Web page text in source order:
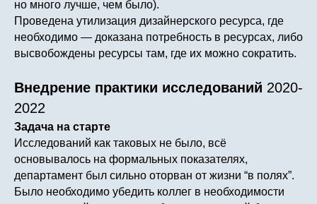
но много лучше, чем было).
Проведена утилизация дизайнерского ресурса, где
необходимо — доказана потребность в ресурсах, либо
высвобождены ресурсы там, где их можно сократить.
Внедрение практики исследований 2020-
2022
Задача на старте
Исследований как таковых не было, всё
основывалось на формальных показателях,
департамент был сильно оторван от жизни “в полях”.
Было необходимо убедить коллег в необходимости